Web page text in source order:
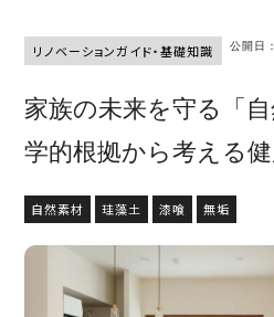
リノベーションガイド・基礎知識 公開日
家族の未来を守る「
学的根拠から考える
自然素材 珪藻土 漆喰 無垢